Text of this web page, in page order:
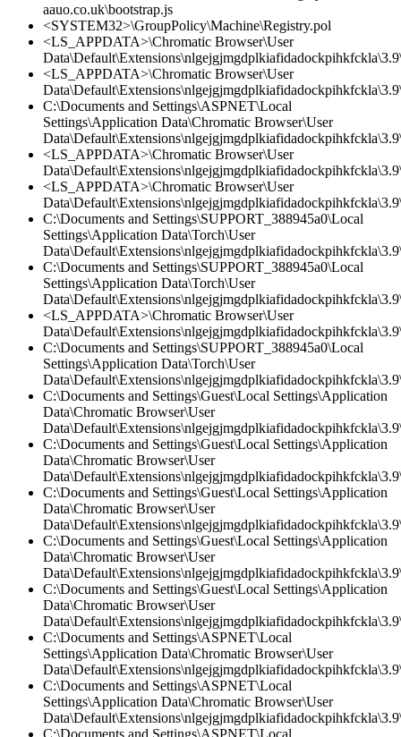
aauo.co.uk\bootstrap.js
<SYSTEM32>\GroupPolicy\Machine\Registry.pol
<LS_APPDATA>\Chromatic Browser\User
<LS_APPDATA>\Chromatic Browser\User
C:\Documents and Settings\ASPNET\Local
Settings\Application Data\Chromatic Browser\User
<LS_APPDATA>\Chromatic Browser\User
<LS_APPDATA>\Chromatic Browser\User
C:\Documents and Settings\SUPPORT_388945a0\Local
Settings\Application Data\Torch\User
C:\Documents and Settings\SUPPORT_388945a0\Local
Settings\Application Data\Torch\User
<LS_APPDATA>\Chromatic Browser\User
C:\Documents and Settings\SUPPORT_388945a0\Local
Settings\Application Data\Torch\User
C:\Documents and Settings\Guest\Local Settings\Application
Data\Chromatic Browser\User
C:\Documents and Settings\Guest\Local Settings\Application
Data\Chromatic Browser\User
C:\Documents and Settings\Guest\Local Settings\Application
Data\Chromatic Browser\User
C:\Documents and Settings\Guest\Local Settings\Application
Data\Chromatic Browser\User
C:\Documents and Settings\Guest\Local Settings\Application
Data\Chromatic Browser\User
C:\Documents and Settings\ASPNET\Local
Settings\Application Data\Chromatic Browser\User
C:\Documents and Settings\ASPNET\Local
Settings\Application Data\Chromatic Browser\User